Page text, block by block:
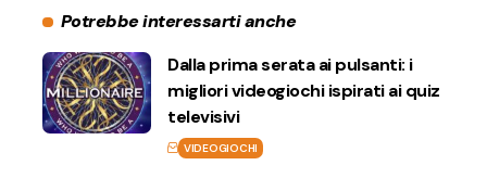
Potrebbe interessarti anche
Dalla prima serata ai pulsanti: i
migliori videogiochi ispirati ai quiz
televisivi
VIDEOGIOCHI